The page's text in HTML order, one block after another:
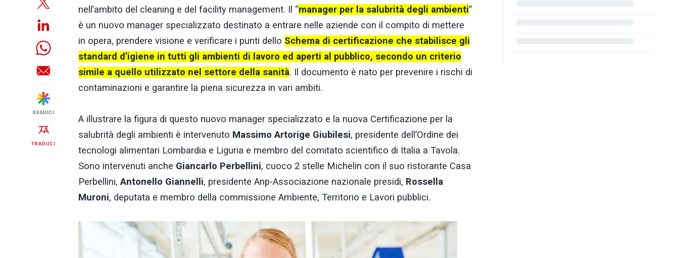
SEGUICI
TRADUCI
nell’ambito del cleaning e del facility management. Il “manager per la salubrità degli ambienti”
è un nuovo manager specializzato destinato a entrare nelle aziende con il compito di mettere
in opera, prendere visione e verificare i punti dello Schema di certificazione che stabilisce gli
standard d’igiene in tutti gli ambienti di lavoro ed aperti al pubblico, secondo un criterio
simile a quello utilizzato nel settore della sanità. Il documento è nato per prevenire i rischi di
contaminazioni e garantire la piena sicurezza in vari ambiti.
A illustrare la figura di questo nuovo manager specializzato e la nuova Certificazione per la
salubrità degli ambienti è intervenuto Massimo Artorige Giubilesi, presidente dell’Ordine dei
tecnologi alimentari Lombardia e Liguria e membro del comitato scientifico di Italia a Tavola.
Sono intervenuti anche Giancarlo Perbellini, cuoco 2 stelle Michelin con il suo ristorante Casa
Perbellini,Antonello Giannelli, presidente Anp-Associazione nazionale presidi, Rossella
Muroni, deputata e membro della commissione Ambiente, Territorio e Lavori pubblici.